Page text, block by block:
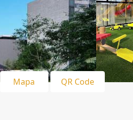
Mapa QR Code